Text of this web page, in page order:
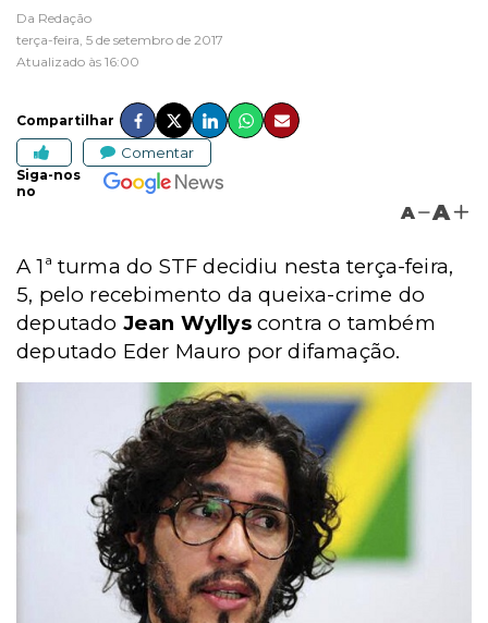
Da Redação
terça-feira, 5 de setembro de 2017
Atualizado às 16:00
Compartilhar
Comentar
Siga-nos
no
A A
A 1ª turma do STF decidiu nesta terça-feira,
5, pelo recebimento da queixa-crime do
deputado Jean Wyllyscontra o também
deputado Eder Mauro por difamação.